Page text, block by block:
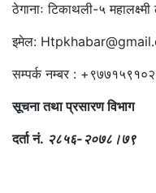
ठेगानाः टिकाथली-५
इमेल:
सम्पर्क नम्बर :
सूचना तथा प्रसारण विभाग
दर्ता नं. २८५६-२०७८।७९